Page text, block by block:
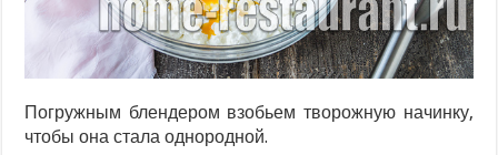
Погружным блендером взобьем творожную начинку,
чтобы она стала однородной.